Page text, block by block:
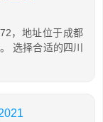
，地址位于成都
选择合适的四川